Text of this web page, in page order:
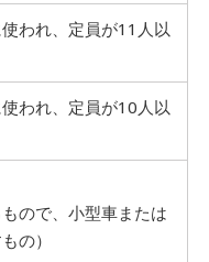
われ、定員が11人以
われ、定員が10人以
ので、小型車または
の）